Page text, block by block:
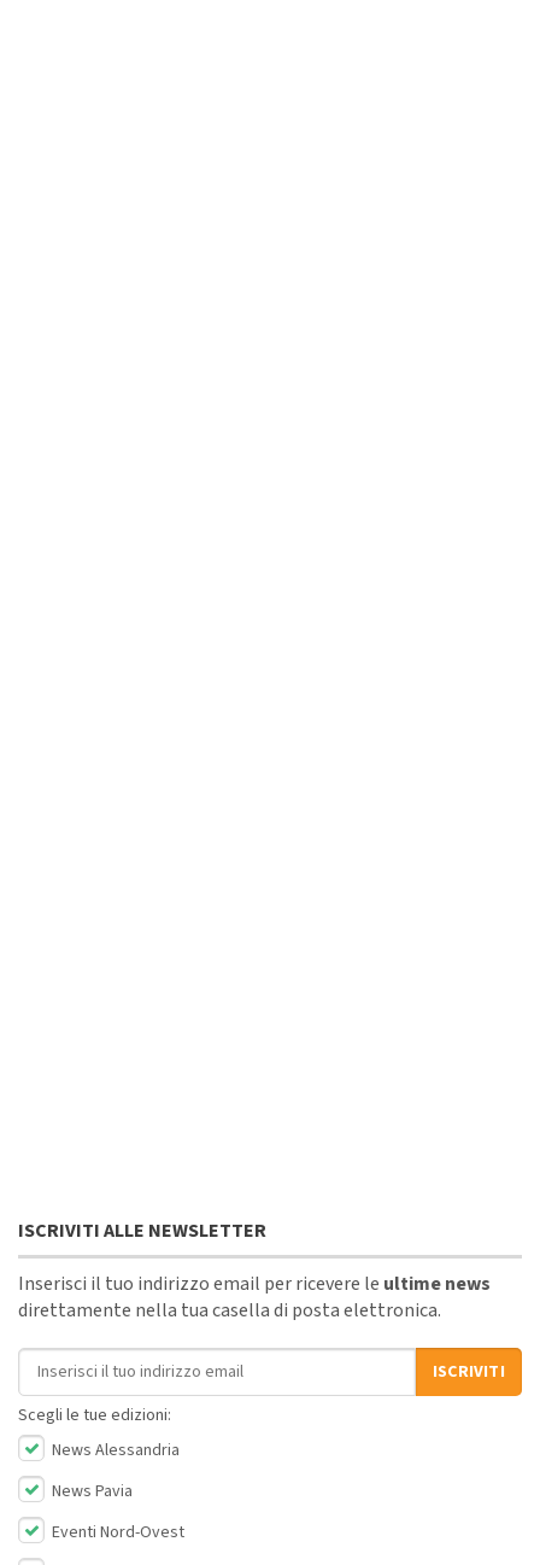
ISCRIVITI ALLE NEWSLETTER
Inserisci il tuo indirizzo email per ricevere le ultime news
direttamente nella tua casella di posta elettronica.
Indirizzo email
ISCRIVITI
Scegli le tue edizioni:
News Alessandria
News Pavia
Eventi Nord-Ovest